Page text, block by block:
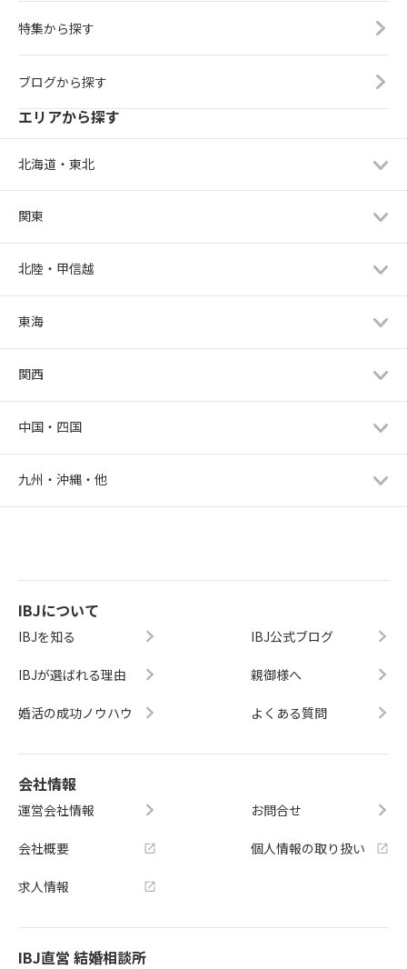
特集から探す
ブログから探す
エリアから探す
北海道・東北
関東
北陸・甲信越
東海
関西
中国・四国
九州・沖縄・他
IBJについて
IBJを知る
IBJが選ばれる理由
婚活の成功ノウハウ
IBJ公式ブログ
親御様へ
よくある質問
会社情報
運営会社情報
会社概要
求人情報
お問合せ
個人情報の取り扱い
IBJ直営 結婚相談所